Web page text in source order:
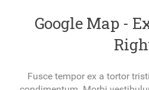
Google Map -
Fusce tempor ex a tortor